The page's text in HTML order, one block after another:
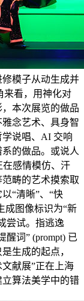
模子从动生成并
来看，用神化对
本次展览的做品
念艺术、具身智
说唱、AI 交响
的做品。或说人
感情模仿、汗
畴的艺术摸索取
“清晰”、“快
成图像标识为“新
尝试。指逃逸
醒词” (prompt) 已
生成的起点，
文献展”正在上海
算法美学中的错